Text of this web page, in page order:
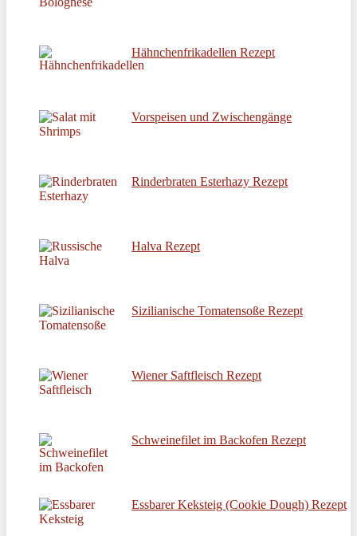
Hähnchenfrikadellen Rezept
Vorspeisen und Zwischengänge
Rinderbraten Esterhazy Rezept
Halva Rezept
Sizilianische Tomatensoße Rezept
Wiener Saftfleisch Rezept
Schweinefilet im Backofen Rezept
Essbarer Keksteig (Cookie Dough) Rezept